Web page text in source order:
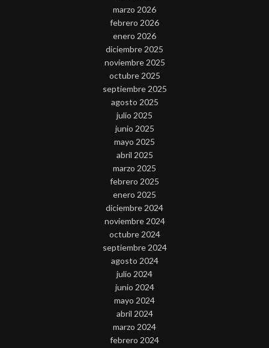
marzo 2026
febrero 2026
enero 2026
diciembre 2025
noviembre 2025
octubre 2025
septiembre 2025
agosto 2025
julio 2025
junio 2025
mayo 2025
abril 2025
marzo 2025
febrero 2025
enero 2025
diciembre 2024
noviembre 2024
octubre 2024
septiembre 2024
agosto 2024
julio 2024
junio 2024
mayo 2024
abril 2024
marzo 2024
febrero 2024